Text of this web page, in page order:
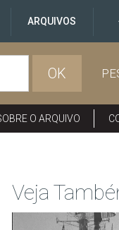
ARQUIVOS
OK
O ARQUIVO
Veja